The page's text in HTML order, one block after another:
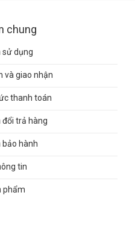
chung
sử dụng
và giao nhận
thanh toán
đổi trả hàng
bảo hành
tin
phẩm